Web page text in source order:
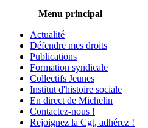
Menu principal
Actualité
Défendre mes droits
Publications
Formation syndicale
Collectifs Jeunes
Institut d'histoire sociale
En direct de Michelin
Contactez-nous !
Rejoignez la Cgt, adhérez !